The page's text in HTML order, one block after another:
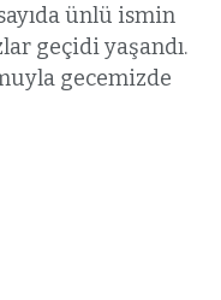
ünlü ismin
geçidi yaşandı.
gecemizde